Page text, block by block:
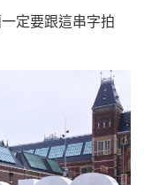
定要跟這串字拍